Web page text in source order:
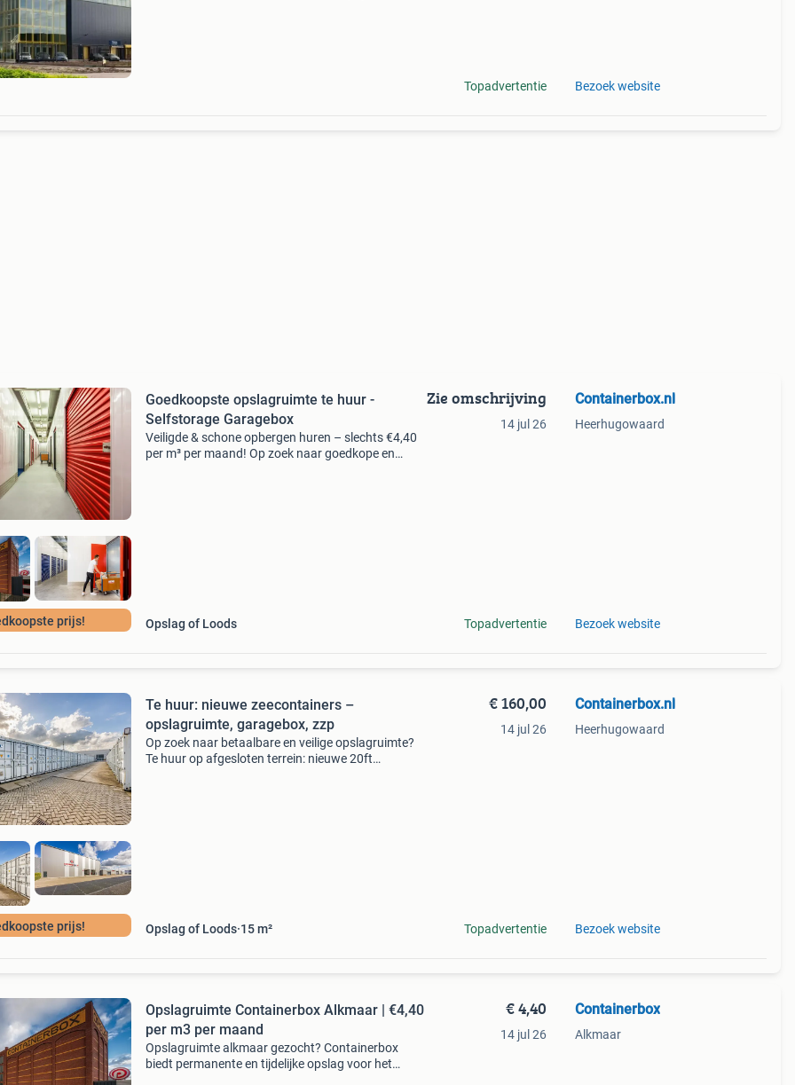
Topadvertentie Bezoek website
prijs!
Goedkoopste opslagruimte te huur -
Selfstorage Garagebox
Veiligde & schone opbergen huren – slechts €4,40
per m³ per maand! Op zoek naar goedkope en
Opslag of Loods
Zie omschrijving
14 jul 26
Topadvertentie
Containerbox.nl
Heerhugowaard
Bezoek website
prijs!
Te huur: nieuwe zeecontainers –
opslagruimte, garagebox, zzp
Op zoek naar betaalbare en veilige opslagruimte?
Te huur op afgesloten terrein: nieuwe 20ft
Opslag of Loods 15m²
€ 160,00
14 jul 26
Topadvertentie
Containerbox.nl
Heerhugowaard
Bezoek website
Opslagruimte Containerbox Alkmaar | €4,40
per m3 per maand
Opslagruimte alkmaar gezocht? Containerbox
biedt permanente en tijdelijke opslag voor het
€ 4,40
14 jul 26
Containerbox
Alkmaar